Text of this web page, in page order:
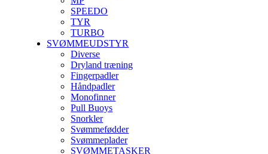
SPEEDO
TYR
TURBO
SVØMMEUDSTYR
Diverse
Dryland træning
Fingerpadler
Håndpadler
Monofinner
Pull Buoys
Snorkler
Svømmefødder
Svømmeplader
SVØMMETASKER